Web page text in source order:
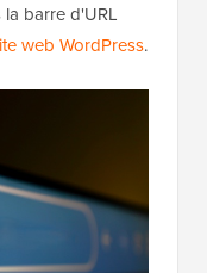
barre d'URL
web WordPress.